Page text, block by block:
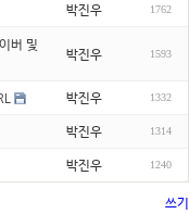
박진우 1762
버 및
박진우 1593
박진우 1332
박진우 1314
박진우 1240
쓰기